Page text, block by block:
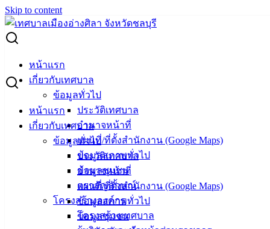
Skip to content
หน้าแรก
เกี่ยวกับเทศบาล
ข้อมูลทั่วไป
ประวัติเทศบาล
อำนาจหน้าที่
แผนที่/ที่ตั้งสำนักงาน (Google Maps)
ข้อมูลสภาพทั่วไป
ข้อมูลชุมชน
ตราสัญลักษณ์
โครงสร้างองค์กร
โครงสร้างเทศบาล
หน้าแรก
เกี่ยวกับเทศบาล
ข้อมูลทั่วไป
ประวัติเทศบาล
อำนาจหน้าที่
แผนที่/ที่ตั้งสำนักงาน (Google Maps)
ข้อมูลสภาพทั่วไป
ข้อมูลชุมชน
Search for:
บัณฑิต ม.วลัยลักษณ์ นครศรีฯ เยือนเมืองอ่างศิลา เก็บเกี่ยวองค์
ความรู้เมืองท่องเที่ยวชายทะเล เพื่อนำไปต่อยอดพัฒนาชายหาด
บ่อนนท์ ในพื้นที่ อ.ท่าศาลา
บัณฑิต ม.วลัยลักษณ์ นครศรีฯ เยือนเมือง
อ่างศิลา เก็บเกี่ยวองค์ความรู้เมืองท่องเที่ยว
ชายทะเล เพื่อนำไปต่อยอดพัฒนาชายหาด
บ่อนนท์ ในพื้นที่ อ.ท่าศาลา
กันยายน 9, 2025กันยายน 23, 2025
vichakarn2#